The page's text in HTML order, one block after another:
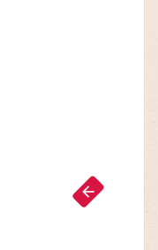
arrow_forward